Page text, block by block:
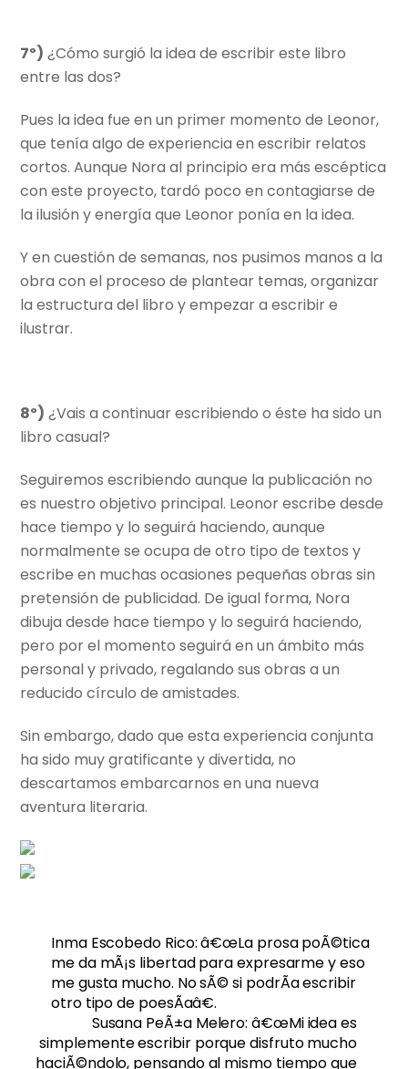
7º) ¿Cómo surgió la idea de escribir este libro
entre las dos?
Pues la idea fue en un primer momento de Leonor,
que tenía algo de experiencia en escribir relatos
cortos. Aunque Nora al principio era más escéptica
con este proyecto, tardó poco en contagiarse de
la ilusión y energía que Leonor ponía en la idea.
Y en cuestión de semanas, nos pusimos manos a la
obra con el proceso de plantear temas, organizar
la estructura del libro y empezar a escribir e
ilustrar.
8º) ¿Vais a continuar escribiendo o éste ha sido un
libro casual?
Seguiremos escribiendo aunque la publicación no
es nuestro objetivo principal. Leonor escribe desde
hace tiempo y lo seguirá haciendo, aunque
normalmente se ocupa de otro tipo de textos y
escribe en muchas ocasiones pequeñas obras sin
pretensión de publicidad. De igual forma, Nora
dibuja desde hace tiempo y lo seguirá haciendo,
pero por el momento seguirá en un ámbito más
personal y privado, regalando sus obras a un
reducido círculo de amistades.
Sin embargo, dado que esta experiencia conjunta
ha sido muy gratificante y divertida, no
descartamos embarcarnos en una nueva
aventura literaria.
Inma Escobedo Rico: â€œLa prosa poÃ©tica
me da mÃ¡s libertad para expresarme y eso
me gusta mucho. No sÃ© si podrÃ­a escribir
otro tipo de poesÃ­aâ€.
Susana PeÃ±a Melero: â€œMi idea es
simplemente escribir porque disfruto mucho
haciÃ©ndolo, pensando al mismo tiempo que